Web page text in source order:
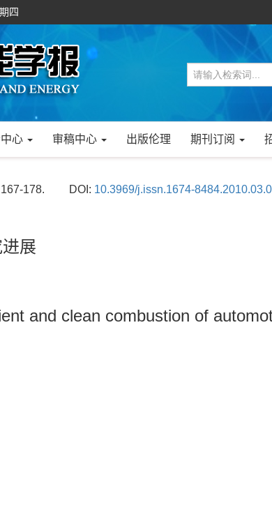
四
心 审稿中心 出版伦理 期刊订阅
167-178. DOI: 10.3969/j.issn.1674-
展
and clean combustion of